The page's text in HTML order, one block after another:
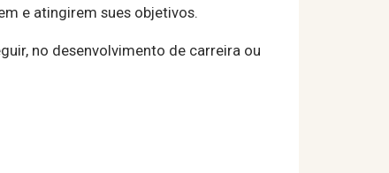
e atingirem sues objetivos.
no desenvolvimento de carreira ou